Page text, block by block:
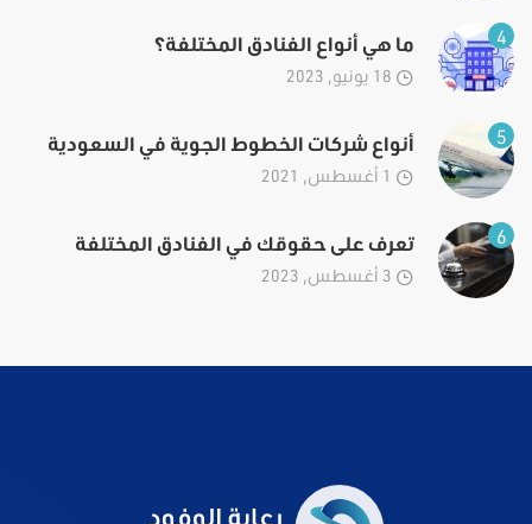
4 ما هي أنواع الفنادق المختلفة؟
5 أنواع شركات الخطوط الجوية في السعودية
6 تعرف على حقوقك في الفنادق المختلفة